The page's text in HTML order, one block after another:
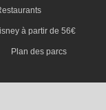
à partir de 56€
Plan des parcs